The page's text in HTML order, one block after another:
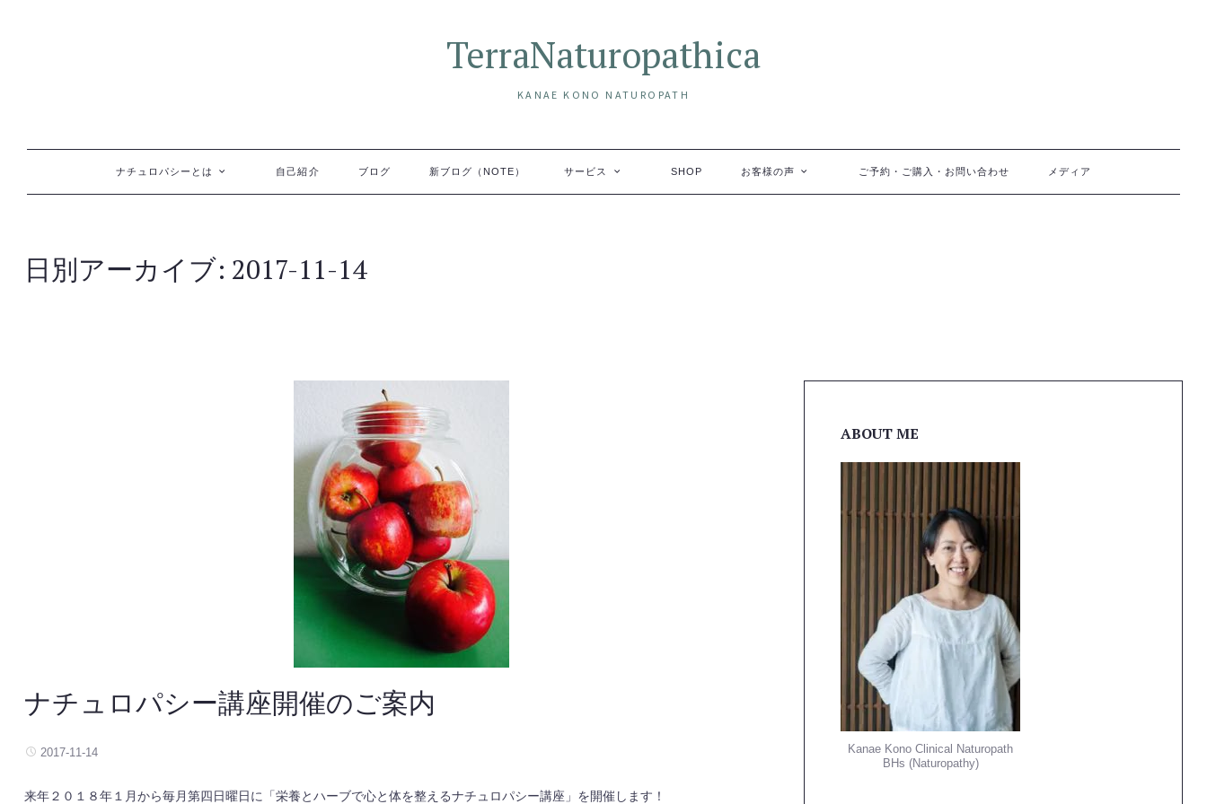
TerraNaturopathica
KANAE KONO NATUROPATH
コンテンツへ移動ナチュロパシーとは 自己紹介 ブログ 新ブログ（NOTE） サービス SHOP お客様の声 ご予約・ご購入・お問い合わせ メディア
日別アーカイブ: 2017-11-14
ナチュロパシー講座開催のご案内
2017-11-14
来年２０１８年１月から毎月第四日曜日に「栄養とハーブで心と体を整えるナチュロパシー講座」を開催します！
ABOUT ME
Kanae Kono Clinical Naturopath
BHs (Naturopathy)